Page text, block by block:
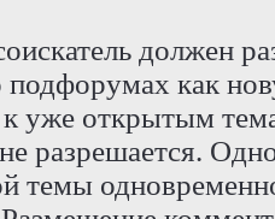
должен
подфорумах как
уже открытым
разрешается.
темы